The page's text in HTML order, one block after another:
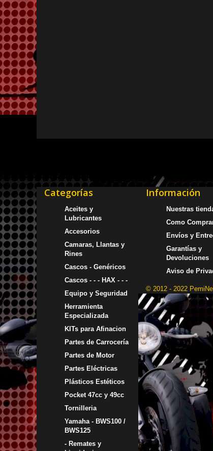
Categorías
Aceites y
Lubricantes
Accesorios
Camaras, Llantas y
Rines
Cascos - Genéricos
Cascos - - - HAX - - -
Equipo y Seguridad
Herramienta
Especializada
KITs para Afinacion
Partes de Carrocería
Partes de Motor
Partes Eléctricas
Plásticos Estéticos
Pocket 47cc y 49cc
Tornilleria
Yamaha - BWS100 /
BWS125
- Remates y
Información
Nuestras
Como
Envíos y
Garantías y
Devoluciones
Aviso de
© 2012 - 2022